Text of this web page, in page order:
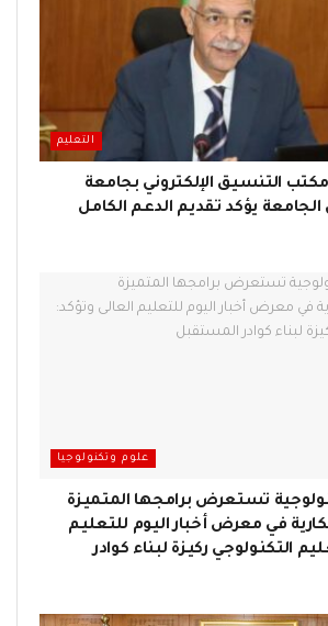
التعليم
التنسيق الإلكتروني بجامعة
يؤكد تقديم الدعم الكامل
علوم وتكنولوجيا
تستعرض برامجها المتميزة
في معرض أخبار اليوم للتعليم
التكنولوجي ركيزة لبناء كوادر